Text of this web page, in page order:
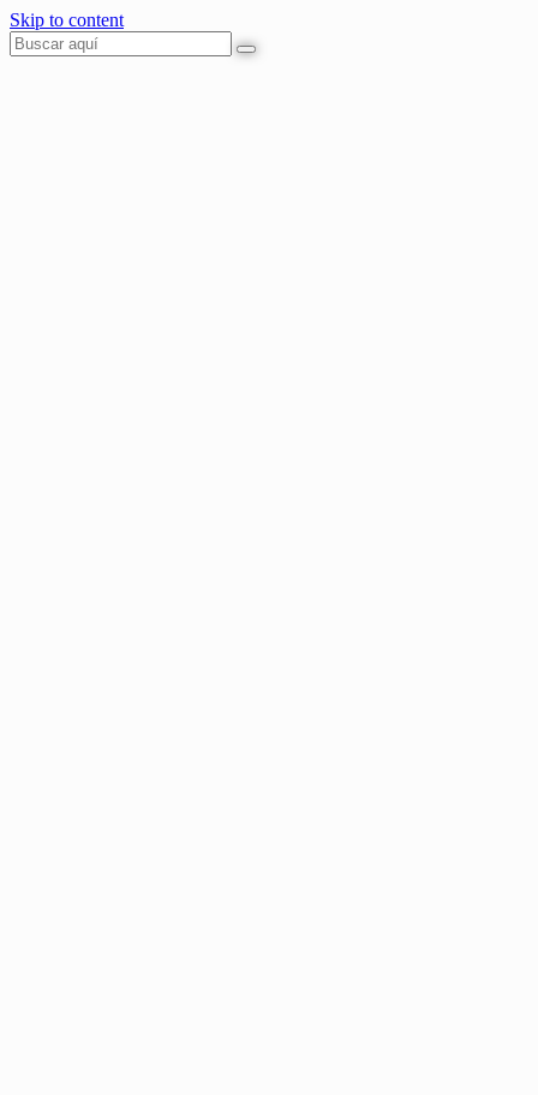
Skip to content